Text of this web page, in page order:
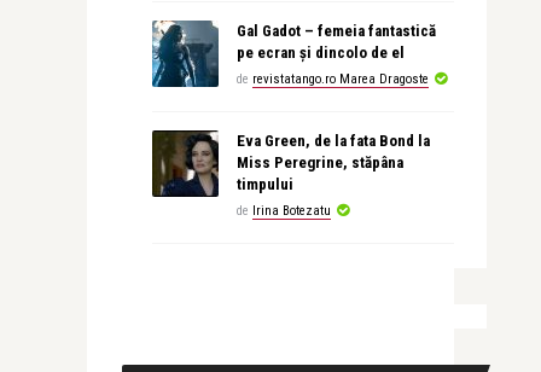
Gal Gadot – femeia fantastică
pe ecran și dincolo de el
de revistatango.ro Marea Dragoste
Eva Green, de la fata Bond la
Miss Peregrine, stăpâna
timpului
de Irina Botezatu